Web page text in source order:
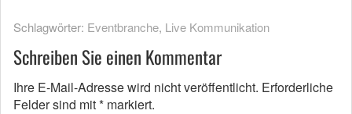
Schlagwörter: Eventbranche, Live Kommunikation
Schreiben Sie einen Kommentar
Ihre E-Mail-Adresse wird nicht veröffentlicht. Erforderliche
Felder sind mit* markiert.